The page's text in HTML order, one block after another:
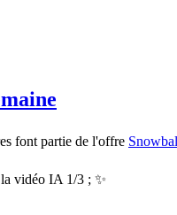
font partie de l'offre
vidéo IA 1/3 ; ✨